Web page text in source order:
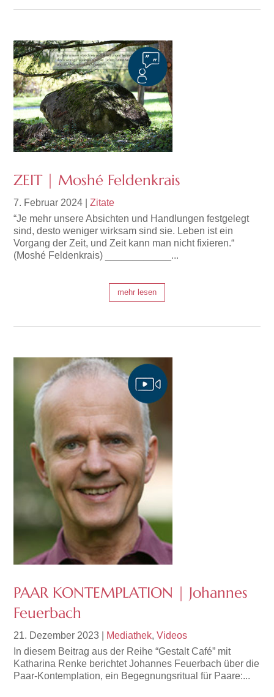
ZEIT | Moshé Feldenkrais
7. Februar 2024 |Zitate
“Je mehr unsere Absichten und Handlungen festgelegt
sind, desto weniger wirksam sind sie. Leben ist ein
Vorgang der Zeit, und Zeit kann man nicht fixieren.“
(Moshé Feldenkrais) ____________...
mehr lesen
PAAR KONTEMPLATION | Johannes
Feuerbach
21. Dezember 2023 Mediathek,Videos
In diesem Beitrag aus der Reihe “Gestalt Café” mit
Katharina Renke berichtet Johannes Feuerbach über die
Paar-Kontemplation, ein Begegnungsritual für Paare:...